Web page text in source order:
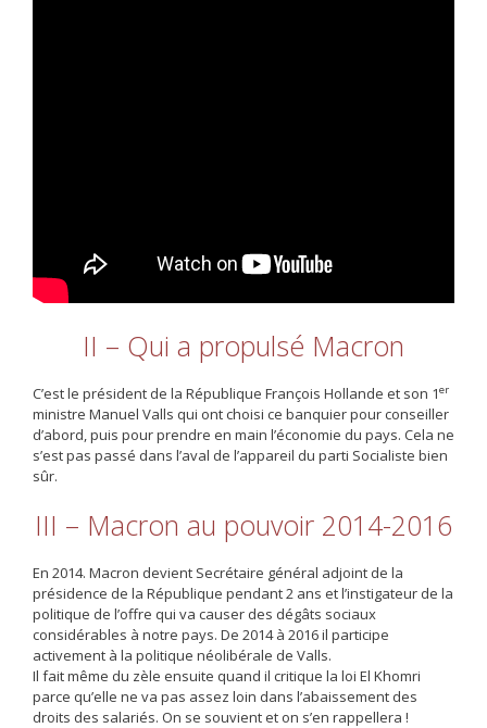
II – Qui a propulsé Macron
C’est le président de la République François Hollande et son 1er
ministre Manuel Valls qui ont choisi ce banquier pour conseiller
d’abord, puis pour prendre en main l’économie du pays. Cela ne
s’est pas passé dans l’aval de l’appareil du parti Socialiste bien
sûr.
III – Macron au pouvoir 2014-2016
En 2014. Macron devient Secrétaire général adjoint de la
présidence de la République pendant 2 ans et l’instigateur de la
politique de l’offre qui va causer des dégâts sociaux
considérables à notre pays. De 2014 à 2016 il participe
activement à la politique néolibérale de Valls.
Il fait même du zèle ensuite quand il critique la loi El Khomri
parce qu’elle ne va pas assez loin dans l’abaissement des
droits des salariés. On se souvient et on s’en rappellera !